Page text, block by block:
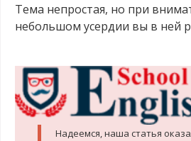
Тема непростая, но при
небольшом усердии вы в ней
Надеемся, наша статья